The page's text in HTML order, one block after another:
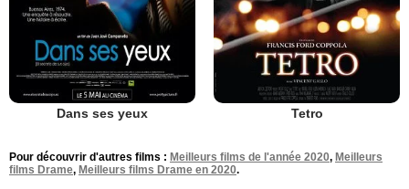
Dans ses yeux Tetro
Pour découvrir d'autres films : Meilleurs films de l'année 2020, Meilleurs
films Drame, Meilleurs films Drame en 2020.